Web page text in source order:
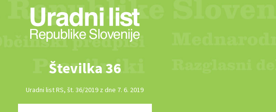
Številka 36
Uradni list RS, št. 36/2019 z dne 7. 6. 2019